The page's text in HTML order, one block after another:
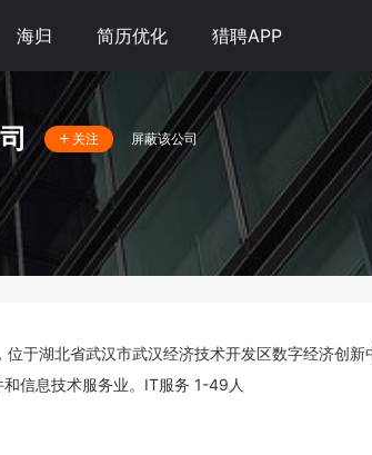
海归 简历优化 猎聘APP
关注 屏蔽该公司
于湖北省武汉市武汉经济技术开发区数字经济创新
信息技术服务业。IT服务 1-49人